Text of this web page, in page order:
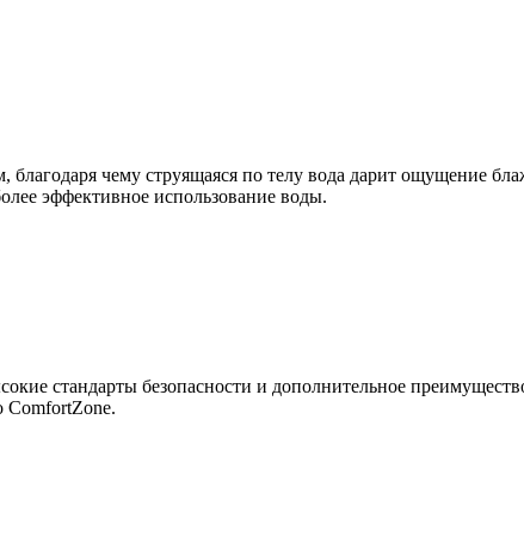
чему струящаяся по телу вода дарит ощущение
эффективное использование воды.
стандарты безопасности и дополнительное
ComfortZone.